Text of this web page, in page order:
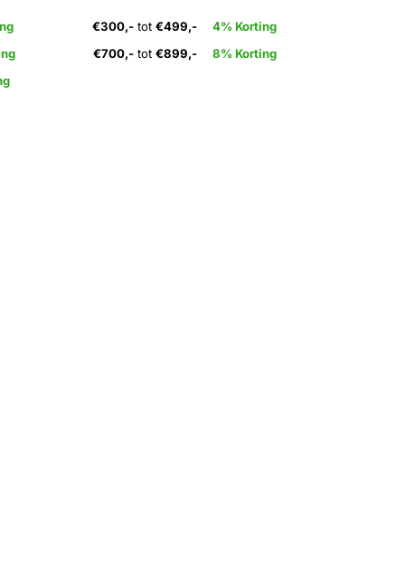
€300,-tot €499,-
4% Korting
€700,-tot €899,-
8% Korting